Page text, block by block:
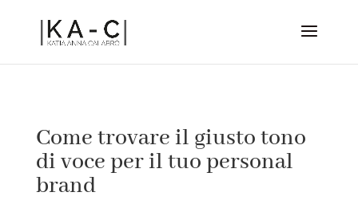
Come trovare il giusto tono
di voce per il tuo personal
brand